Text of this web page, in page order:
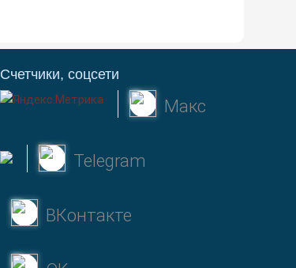
Счетчики, соцсети
Макс
Telegram
ВКонтакте